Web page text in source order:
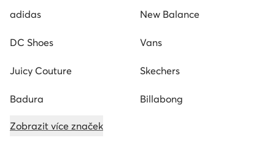
adidas New Balance
DC Shoes Vans
Juicy Couture Skechers
Badura Billabong
Zobrazit více značek